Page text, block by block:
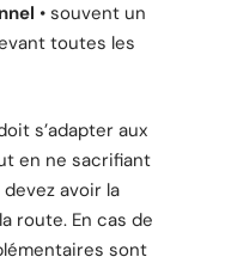
• souvent un
toutes les
s’adapter aux
en ne sacrifiant
devez avoir la
route. En cas de
sont